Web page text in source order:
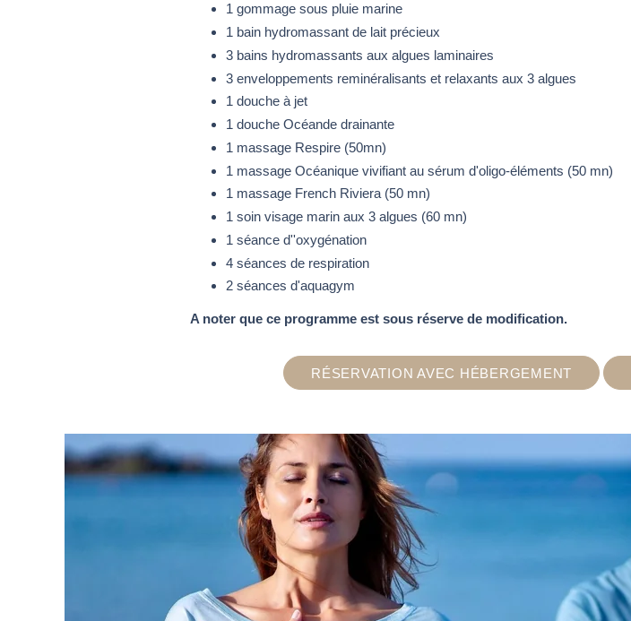
1 gommage sous pluie marine
1 bain hydromassant de lait précieux
3 bains hydromassants aux algues laminaires
3 enveloppements reminéralisants et relaxants aux 3 algues
1 douche à jet
1 douche Océande drainante
1 massage Respire (50mn)
1 massage Océanique vivifiant au sérum d'oligo-éléments (50 mn)
1 massage French Riviera (50 mn)
1 soin visage marin aux 3 algues (60 mn)
1 séance d''oxygénation
4 séances de respiration
2 séances d'aquagym
A noter que ce programme est sous réserve de modification.
RÉSERVATION AVEC HÉBERGEMENT
HÉBERGEMENTS
RESTAURANT